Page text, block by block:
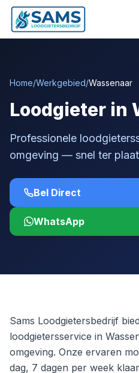
Home/Werkgebied/Wassenaar
Loodgieter in
Professionele
omgeving — snel ter
Bel Direct
WhatsApp
Sams Loodgietersbedrijf
loodgietersservice in
omgeving. Onze ervaren
dag, 7 dagen per week